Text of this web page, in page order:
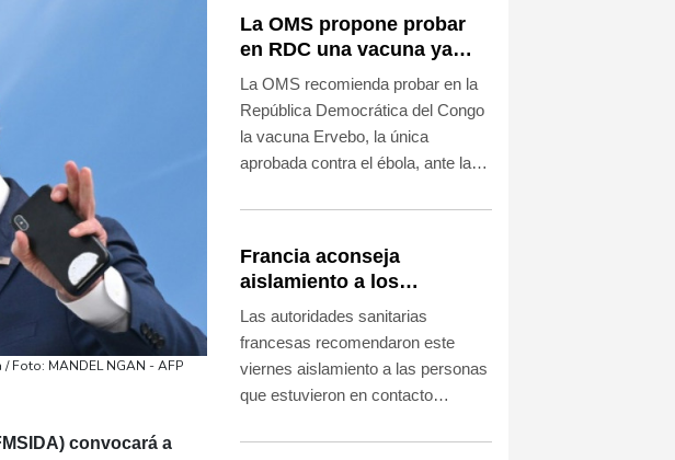
Foto: MANDEL NGAN - AFP
convocará a
de dos ruedas, informó la policía el
sábado.
La OMS propone probar
en RDC una vacuna ya
existente contra otra cepa
del ébola
La OMS recomienda probar en la
República Democrática del Congo
la vacuna Ervebo, la única
aprobada contra el ébola, ante la
para la variante Bundibugyo que
país, anunció este viernes la
organización.
Francia aconseja
aislamiento a los
contactos del
francoargentino positivo
Las autoridades sanitarias
francesas recomendaron este
viernes aislamiento a las personas
que estuvieron en contacto
francoargentino que dio positivo en